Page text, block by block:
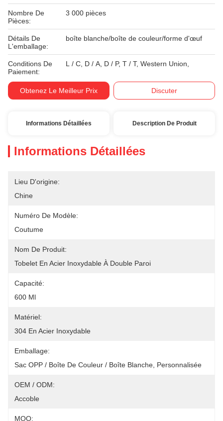
Nombre De
Pièces:
3 000 pièces
Détails De
L'emballage:
boîte blanche/boîte de couleur/forme d'œuf
Conditions De
Paiement:
L / C, D / A, D / P, T / T, Western Union,
Obtenez Le Meilleur Prix Discuter
Informations Détaillées Description De Produit
Informations Détaillées
Lieu D'origine:
Chine
Numéro De Modèle:
Coutume
Nom De Produit:
Tobelet En Acier Inoxydable À Double Paroi
Capacité:
600 Ml
Matériel:
304 En Acier Inoxydable
Emballage:
Sac OPP / Boîte De Couleur / Boîte Blanche, Personnalisée
OEM / ODM:
Accoble
MOQ: